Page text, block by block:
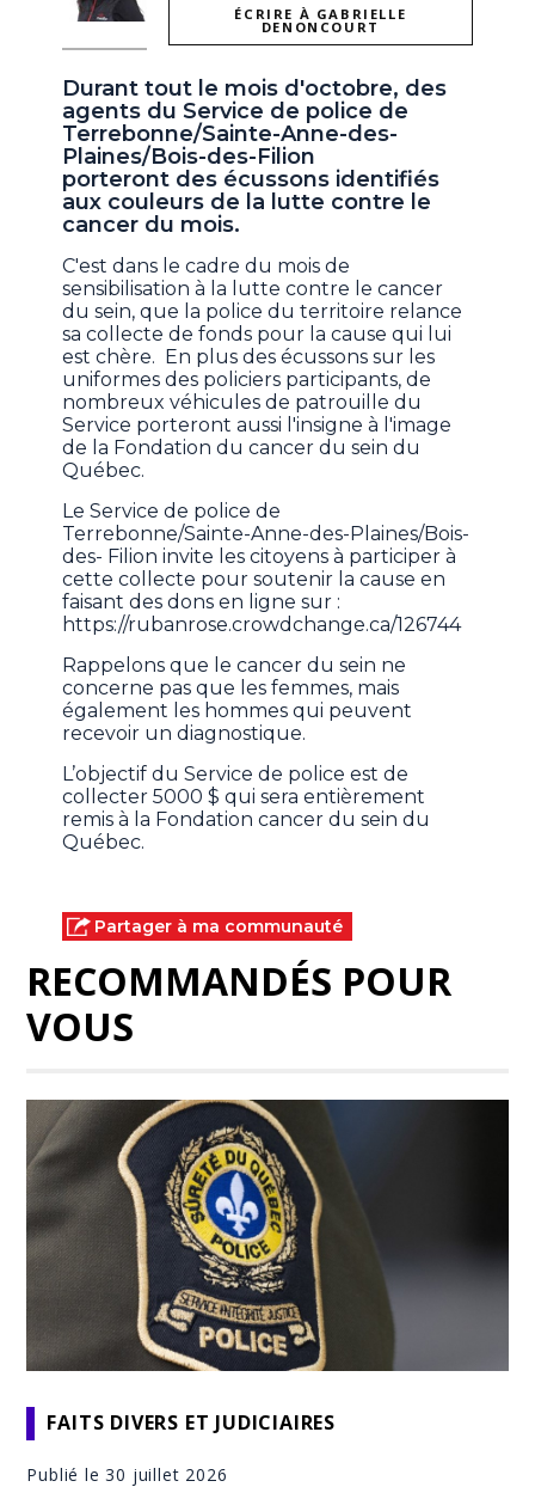
ÉCRIRE À GABRIELLE
DENONCOURT
Durant tout le mois d'octobre, des
agents du Service de police de
Terrebonne/Sainte-Anne-des-
Plaines/Bois-des-Filion
porteront des écussons identifiés
aux couleurs de la lutte contre le
cancer du mois.
C'est dans le cadre du mois de
sensibilisation à la lutte contre le cancer
du sein, que la police du territoire relance
sa collecte de fonds pour la cause qui lui
est chère. En plus des écussons sur les
uniformes des policiers participants, de
nombreux véhicules de patrouille du
Service porteront aussi l'insigne à l'image
de la Fondation du cancer du sein du
Québec.
Le Service de police de
Terrebonne/Sainte-Anne-des-Plaines/Bois-
des- Filion invite les citoyens à participer à
cette collecte pour soutenir la cause en
faisant des dons en ligne sur :
https://rubanrose.crowdchange.ca/126744
Rappelons que le cancer du sein ne
concerne pas que les femmes, mais
également les hommes qui peuvent
recevoir un diagnostique.
L’objectif du Service de police est de
collecter 5000 $ qui sera entièrement
remis à la Fondation cancer du sein du
Québec.
Partager à ma communauté
RECOMMANDÉS POUR
VOUS
FAITS DIVERS ET JUDICIAIRES
Publié le 30 juillet 2026